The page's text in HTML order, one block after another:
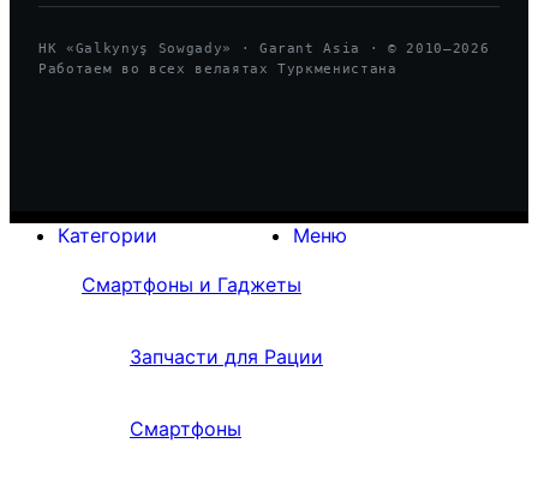
HK «Galkynyş Sowgady» · Garant Asia · © 2010—2026
Работаем во всех велаятах Туркменистана
Меню
Категории
Смартфоны и Гаджеты
Запчасти для Рации
Смартфоны